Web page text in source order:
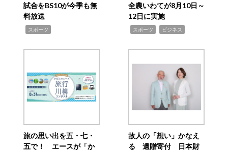
試合をBS10が今季も無
料放送
スポーツ
全農いわてが8月10日～
12日に実施
スポーツ ビジネス
旅の思い出を五・七・
五で！ エースが「か
故人の「想い」かなえ
る 遺贈寄付 日本財